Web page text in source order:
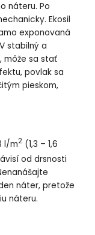
náteru. Po
Ekosil
exponovaná
stabilný a
môže sa stať
povlak sa
pieskom,
l/m2 (1,3 – 1,6
od drsnosti
náter, pretože
náteru.